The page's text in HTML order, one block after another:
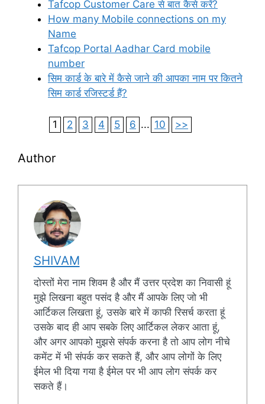
Tafcop Customer Care से बात कैसे करें?
How many Mobile connections on my
Name
Tafcop Portal Aadhar Card mobile
number
सिम कार्ड के बारे में कैसे जाने की आपका नाम पर कितने
सिम कार्ड रजिस्टर्ड हैं?
1 2 3 4 5 6 ... 10 >>
Author
SHIVAM
दोस्तों मेरा नाम शिवम है और मैं उत्तर प्रदेश का निवासी हूं
मुझे लिखना बहुत पसंद है और मैं आपके लिए जो भी
आर्टिकल लिखता हूं, उसके बारे में काफी रिसर्च करता हूं
उसके बाद ही आप सबके लिए आर्टिकल लेकर आता हूं,
और अगर आपको मुझसे संपर्क करना है तो आप लोग नीचे
कमेंट में भी संपर्क कर सकते हैं, और आप लोगों के लिए
ईमेल भी दिया गया है ईमेल पर भी आप लोग संपर्क कर
सकते हैं।